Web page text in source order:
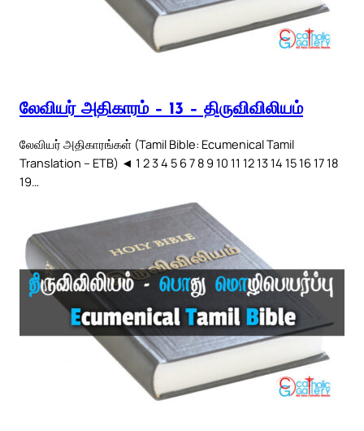
லேவியர் அதிகாரம் – 13 – திருவிவிலியம்
லேவியர் அதிகாரங்கள் (Tamil Bible: Ecumenical Tamil
Translation – ETB) ◄ 1 2 3 4 5 6 7 8 9 10 11 12 13 14 15 16 17 18
19…